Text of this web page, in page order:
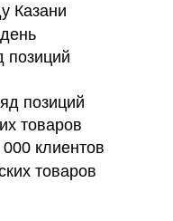
Казани
позиций
товаров
клиентов